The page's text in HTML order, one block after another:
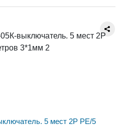
5 мест 2Р PE/5